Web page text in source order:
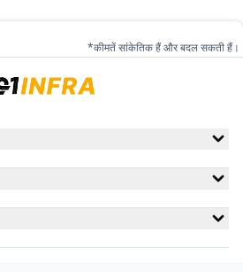
*कीमतें सांकेतिक हैं और बदल सकती हैं।